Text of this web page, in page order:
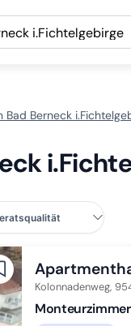
i.Fichtelgebirge
Bad Berneck
Kolonnadenweg,